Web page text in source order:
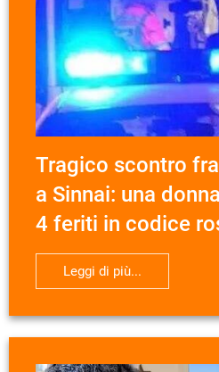
Tragico scontro
a Sinnai: una
4 feriti in codice
Leggi di più...